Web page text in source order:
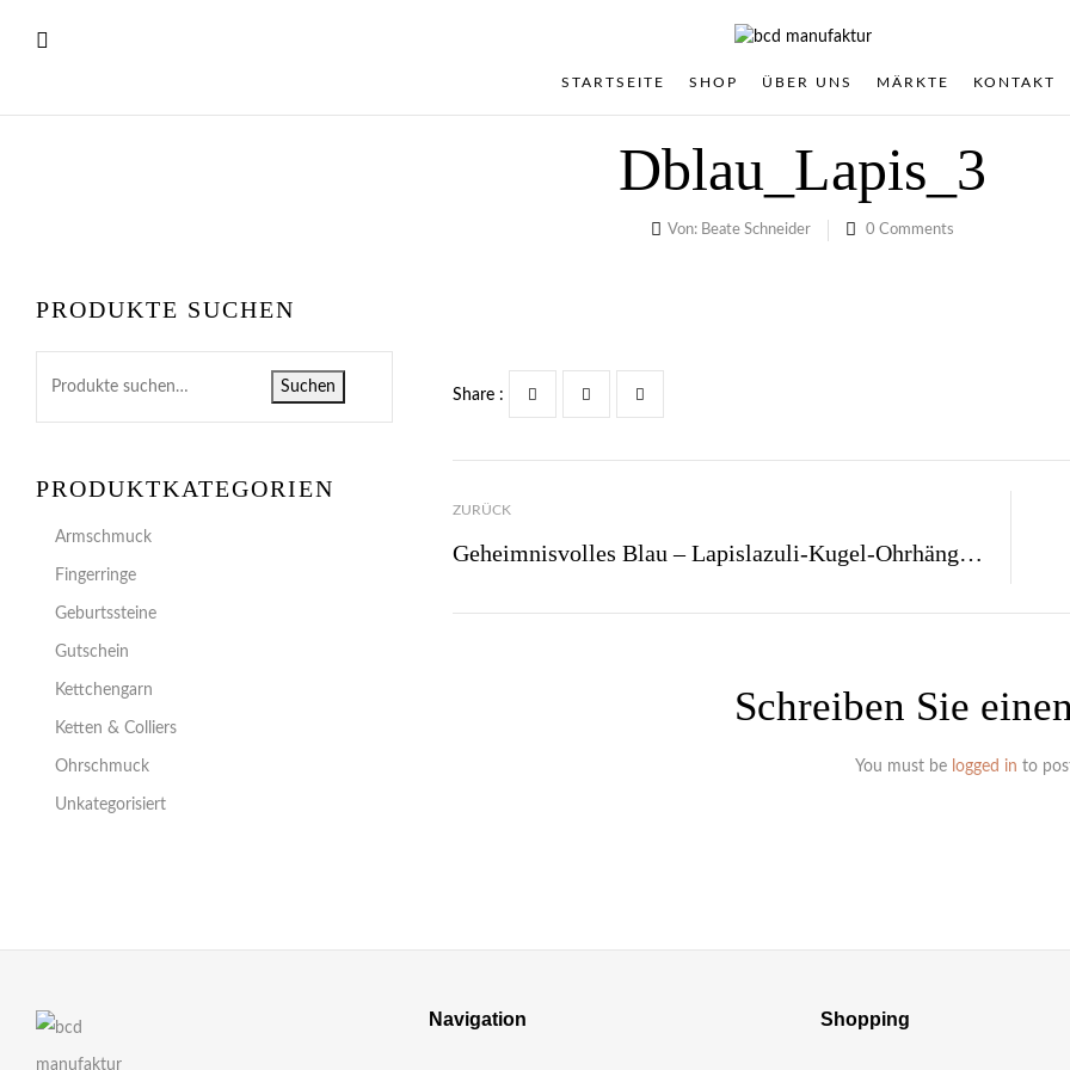
STARTSEITE SHOP ÜBER UNS MÄRKTE KONTAKT
Dblau_Lapis_3
Von: Beate Schneider 0 Comments
PRODUKTE SUCHEN
Suchen
PRODUKTKATEGORIEN
Armschmuck
Fingerringe
Geburtssteine
Gutschein
Kettchengarn
Ketten & Colliers
Ohrschmuck
Unkategorisiert
Share :
ZURÜCK
Geheimnisvolles Blau – Lapislazuli-Kugel-Ohrhänger- Damen-Ohrschmuck
Schreiben Sie
You must be logged in to
Navigation Shopping